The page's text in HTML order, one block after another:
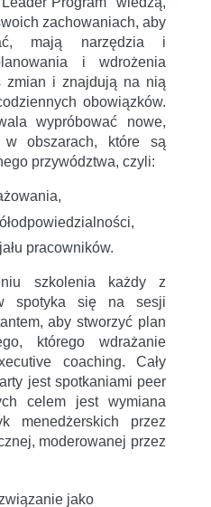
zachowaniach, aby
mają narzędzia i
i wdrożenia
zmian i znajdują na nią
obowiązków.
wypróbować nowe,
w obszarach, które są
przywództwa, czyli:
pracowników.
szkolenia każdy z
spotyka się na sesji
aby stworzyć plan
którego wdrażanie
coaching. Cały
jest spotkaniami peer
celem jest wymiana
menedżerskich przez
moderowanej przez
jako